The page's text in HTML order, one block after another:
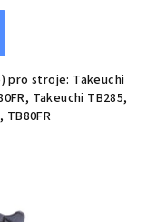
pro stroje: Takeuchi
Takeuchi TB285,
TB80FR